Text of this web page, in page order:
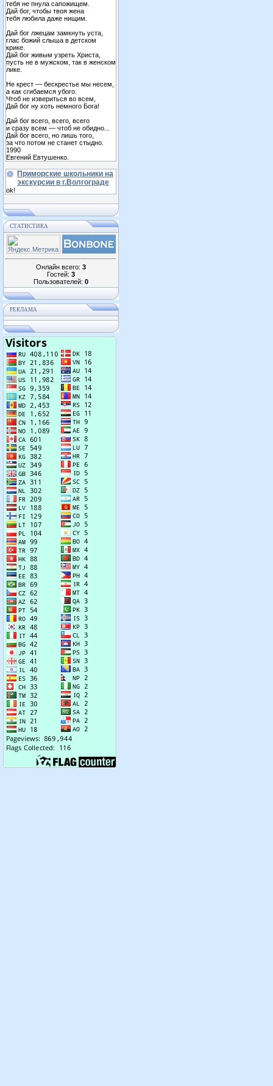
тебя не пнула сапожищем.
Дай бог, чтобы твоя жена
тебя любила даже нищим.
Дай бог лжецам замкнуть уста,
глас божий слыша в детском
крике.
Дай бог живым узреть Христа,
пусть не в мужском, так в женском
лике.
Не крест — бескрестье мы несем,
а как сгибаемся убого.
Чтоб не извериться во всем,
Дай бог ну хоть немного Бога!
Дай бог всего, всего, всего
и сразу всем — чтоб не обидно...
Дай бог всего, но лишь того,
за что потом не станет стыдно.
1990
Евгений Евтушенко.
Приморские школьники на
экскурсии в г.Волгограде
ok!
СТАТИСТИКА
Онлайн всего: 3
Гостей: 3
Пользователей: 0
РЕКЛАМА